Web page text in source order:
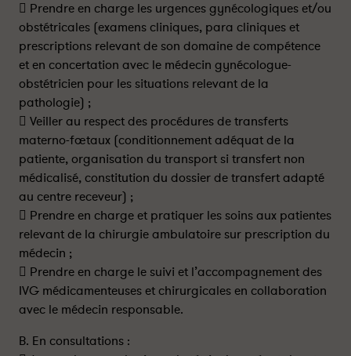
 Prendre en charge les urgences gynécologiques et/ou
obstétricales (examens cliniques, para cliniques et
prescriptions relevant de son domaine de compétence
et en concertation avec le médecin gynécologue-
obstétricien pour les situations relevant de la
pathologie) ;
 Veiller au respect des procédures de transferts
materno-fœtaux (conditionnement adéquat de la
patiente, organisation du transport si transfert non
médicalisé, constitution du dossier de transfert adapté
au centre receveur) ;
 Prendre en charge et pratiquer les soins aux patientes
relevant de la chirurgie ambulatoire sur prescription du
médecin ;
 Prendre en charge le suivi et l’accompagnement des
IVG médicamenteuses et chirurgicales en collaboration
avec le médecin responsable.
B. En consultations :